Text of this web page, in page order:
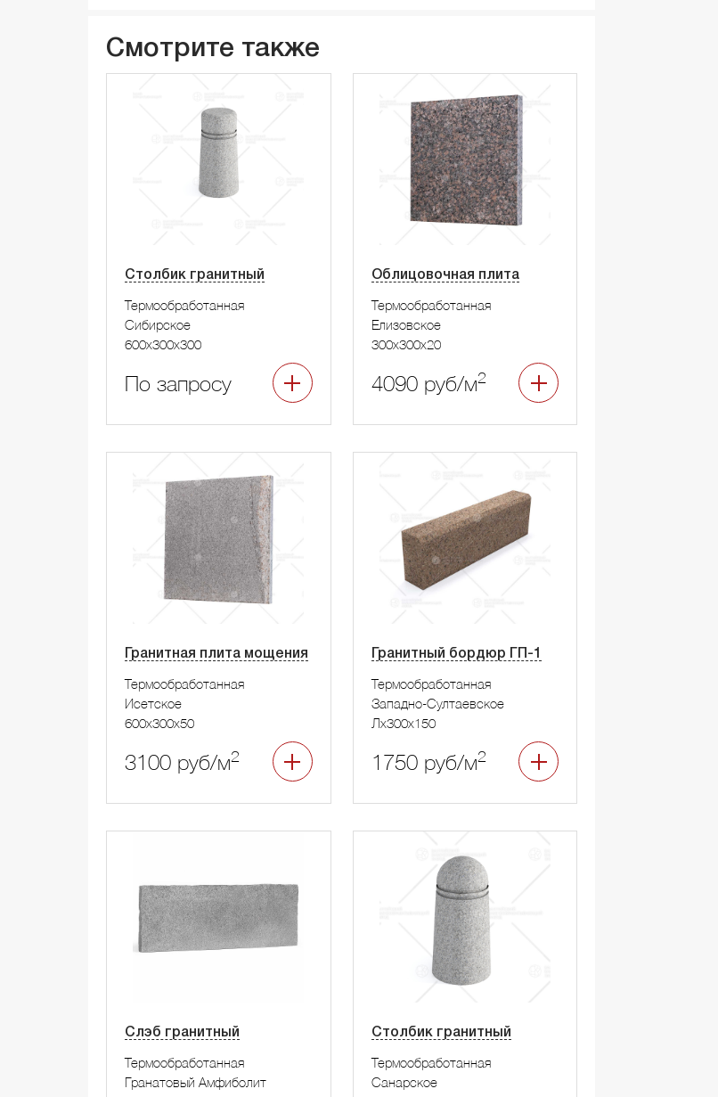
Смотрите также
Столбик гранитный
Термообработанная
Сибирское
600x300x300
По запросу
Облицовочная плита
Термообработанная
Елизовское
300x300x20
4090 руб/м2
Гранитная плита мощения
Термообработанная
Исетское
600x300x50
3100 руб/м2
Гранитный бордюр ГП-1
Термообработанная
Западно-Султаевское
Лx300x150
1750 руб/м2
Слэб гранитный
Термообработанная
Гранатовый Амфиболит
Столбик гранитный
Термообработанная
Санарское